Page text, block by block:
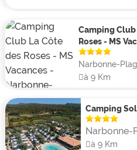
Camping Club
Roses - MS
Narbonne-
à 9 Km
Camping
Narbonne-
à 9 Km